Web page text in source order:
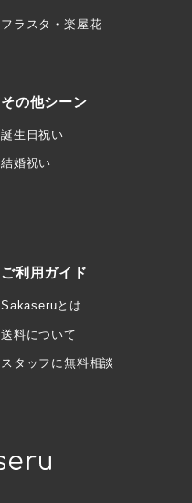
フラスタ・楽屋花
その他シーン
誕生日祝い
結婚祝い
ご利用ガイド
Sakaseruとは
送料について
スタッフに無料相談